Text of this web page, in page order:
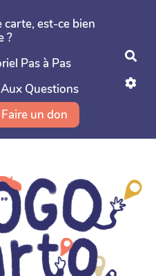
carte, est-ce bien
?
Pas à Pas
Questions
Faire un don